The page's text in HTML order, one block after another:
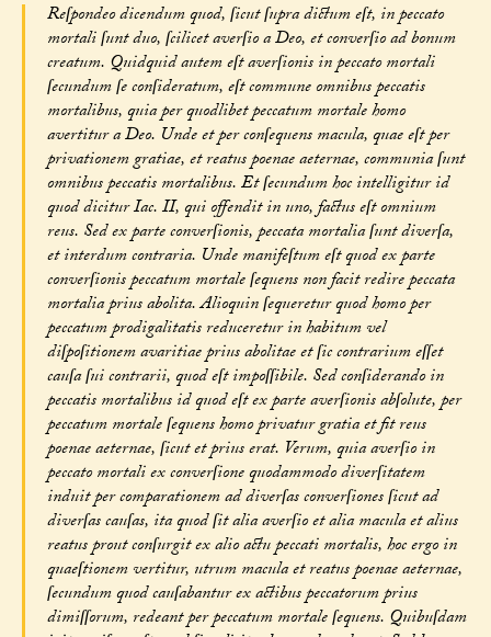
Reſpondeo dicendum quod, ſicut ſupra dictum eſt, in peccato
mortali ſunt duo, ſcilicet averſio a Deo, et converſio ad bonum
creatum. Quidquid autem eſt averſionis in peccato mortali
ſecundum ſe conſideratum, eſt commune omnibus peccatis
mortalibus, quia per quodlibet peccatum mortale homo
avertitur a Deo. Unde et per conſequens macula, quae eſt per
privationem gratiae, et reatus poenae aeternae, communia ſunt
omnibus peccatis mortalibus. Et ſecundum hoc intelligitur id
quod dicitur Iac. II, qui offendit in uno, factus eſt omnium
reus. Sed ex parte converſionis, peccata mortalia ſunt diverſa,
et interdum contraria. Unde manifeſtum eſt quod ex parte
converſionis peccatum mortale ſequens non facit redire peccata
mortalia prius abolita. Alioquin ſequeretur quod homo per
peccatum prodigalitatis reduceretur in habitum vel
diſpoſitionem avaritiae prius abolitae et ſic contrarium eſſet
cauſa ſui contrarii, quod eſt impoſſibile. Sed conſiderando in
peccatis mortalibus id quod eſt ex parte averſionis abſolute, per
peccatum mortale ſequens homo privatur gratia et fit reus
poenae aeternae, ſicut et prius erat. Verum, quia averſio in
peccato mortali ex converſione quodammodo diverſitatem
induit per comparationem ad diverſas converſiones ſicut ad
diverſas cauſas, ita quod ſit alia averſio et alia macula et alius
reatus prout conſurgit ex alio actu peccati mortalis, hoc ergo in
quaeſtionem vertitur, utrum macula et reatus poenae aeternae,
ſecundum quod cauſabantur ex actibus peccatorum prius
dimiſſorum, redeant per peccatum mortale ſequens. Quibuſdam